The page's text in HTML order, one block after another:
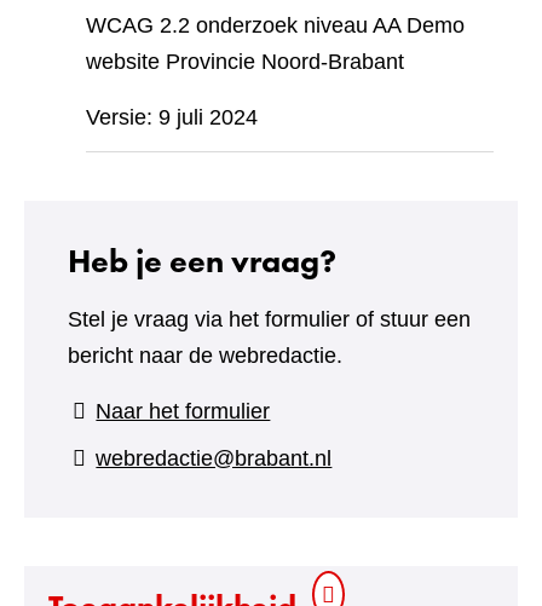
WCAG 2.2 onderzoek niveau AA Demo
website Provincie Noord-Brabant
Versie: 9 juli 2024
Heb je een vraag?
Stel je vraag via het formulier of stuur een
bericht naar de webredactie.
Naar het formulier(verwijst
naar
webredactie@brabant.nl